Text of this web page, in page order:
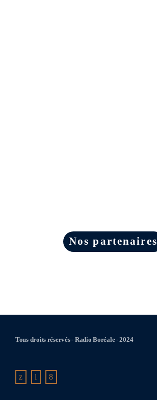
Nos partenaires
Tous droits réservés - Radio Boréale - 2024